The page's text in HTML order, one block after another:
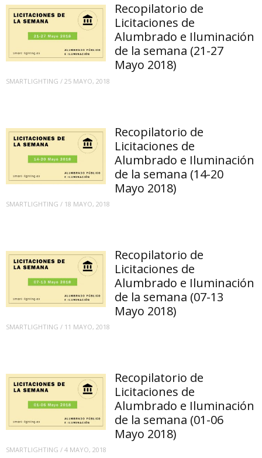
Recopilatorio de
Licitaciones de
Alumbrado e Iluminación
de la semana (21-27
Mayo 2018)
SMARTLIGHTING / 25 MAYO, 2018
Recopilatorio de
Licitaciones de
Alumbrado e Iluminación
de la semana (14-20
Mayo 2018)
SMARTLIGHTING / 18 MAYO, 2018
Recopilatorio de
Licitaciones de
Alumbrado e Iluminación
de la semana (07-13
Mayo 2018)
SMARTLIGHTING / 11 MAYO, 2018
Recopilatorio de
Licitaciones de
Alumbrado e Iluminación
de la semana (01-06
Mayo 2018)
SMARTLIGHTING / 4 MAYO, 2018